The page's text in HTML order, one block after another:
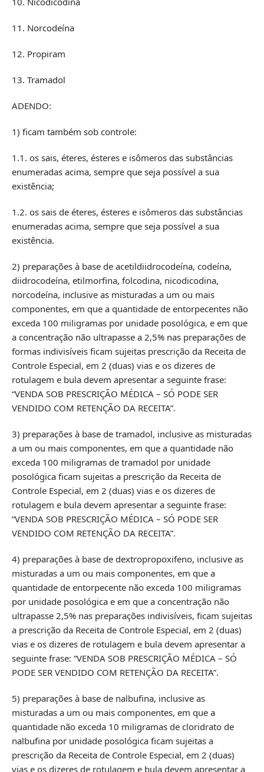
11. Norcodeína
12. Propiram
13. Tramadol
ADENDO:
1) ficam também sob controle:
1.1. os sais, éteres, ésteres e isômeros das substâncias
enumeradas acima, sempre que seja possível a sua
existência;
1.2. os sais de éteres, ésteres e isômeros das substâncias
enumeradas acima, sempre que seja possível a sua
existência.
2) preparações à base de acetildiidrocodeína, codeína,
diidrocodeína, etilmorfina, folcodina, nicodicodina,
norcodeína, inclusive as misturadas a um ou mais
componentes, em que a quantidade de entorpecentes não
exceda 100 miligramas por unidade posológica, e em que
a concentração não ultrapasse a 2,5% nas preparações de
formas indivisíveis ficam sujeitas prescrição da Receita de
Controle Especial, em 2 (duas) vias e os dizeres de
rotulagem e bula devem apresentar a seguinte frase:
“VENDA SOB PRESCRIÇÃO MÉDICA – SÓ PODE SER
VENDIDO COM RETENÇÃO DA RECEITA”.
3) preparações à base de tramadol, inclusive as misturadas
a um ou mais componentes, em que a quantidade não
exceda 100 miligramas de tramadol por unidade
posológica ficam sujeitas a prescrição da Receita de
Controle Especial, em 2 (duas) vias e os dizeres de
rotulagem e bula devem apresentar a seguinte frase:
“VENDA SOB PRESCRIÇÃO MÉDICA – SÓ PODE SER
VENDIDO COM RETENÇÃO DA RECEITA”.
4) preparações à base de dextropropoxifeno, inclusive as
misturadas a um ou mais componentes, em que a
quantidade de entorpecente não exceda 100 miligramas
por unidade posológica e em que a concentração não
ultrapasse 2,5% nas preparações indivisíveis, ficam sujeitas
a prescrição da Receita de Controle Especial, em 2 (duas)
vias e os dizeres de rotulagem e bula devem apresentar a
seguinte frase: “VENDA SOB PRESCRIÇÃO MÉDICA – SÓ
PODE SER VENDIDO COM RETENÇÃO DA RECEITA”.
5) preparações à base de nalbufina, inclusive as
misturadas a um ou mais componentes, em que a
quantidade não exceda 10 miligramas de cloridrato de
nalbufina por unidade posológica ficam sujeitas a
prescrição da Receita de Controle Especial, em 2 (duas)
vias e os dizeres de rotulagem e bula devem apresentar a